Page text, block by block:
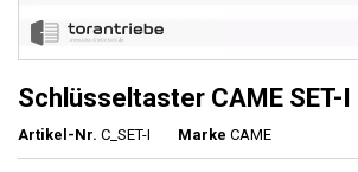
Schlüsseltaster CAME SET-I
Artikel-Nr. C_SET-I Marke CAME